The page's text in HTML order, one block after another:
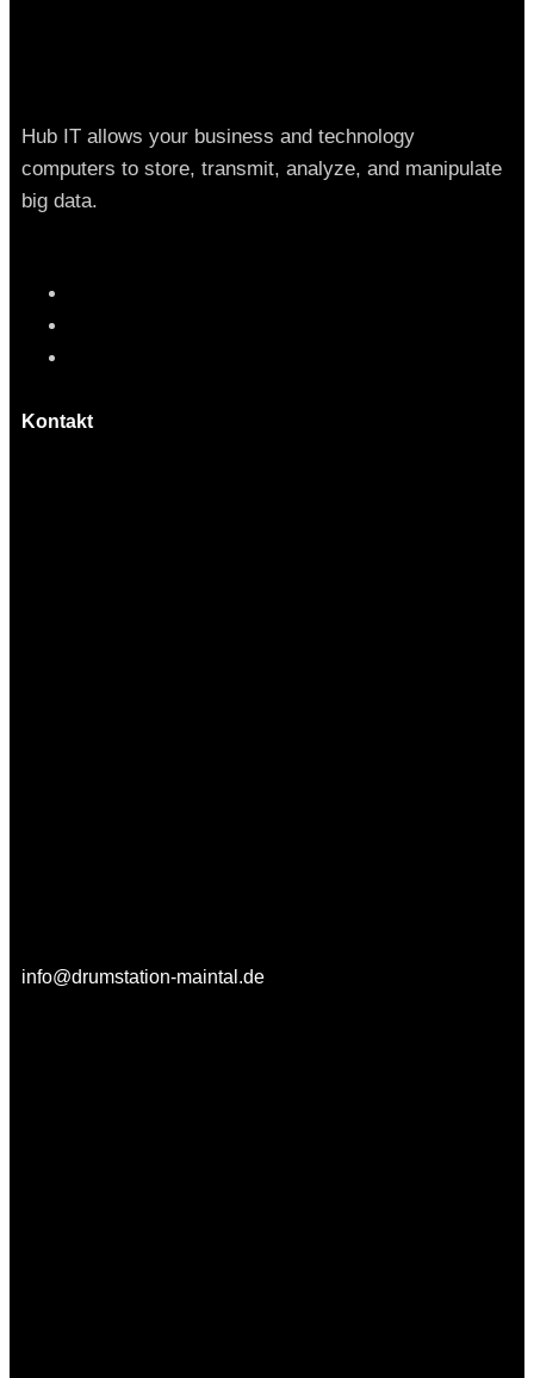
Hub IT allows your business and technology
computers to store, transmit, analyze, and manipulate
big data.
Kontakt
info@drumstation-maintal.de